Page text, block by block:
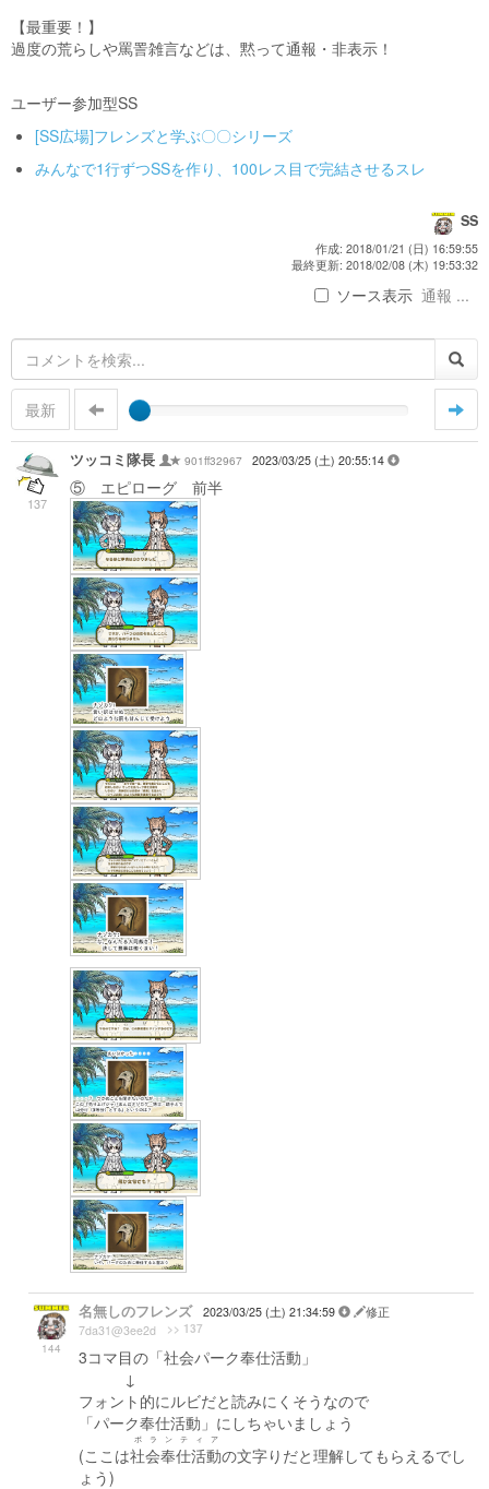
【最重要！】
過度の荒らしや罵詈雑言などは、黙って通報・非表示！
ユーザー参加型SS
[SS広場]フレンズと学ぶ〇〇シリーズ
みんなで1行ずつSSを作り、100レス目で完結させるスレ
SS
作成: 2018/01/21 (日) 16:59:55
最終更新: 2018/02/08 (木) 19:53:32
ソース表示 通報 ...
最新
137
ツッコミ隊長 901ff32967 2023/03/25 (土) 20:55:14
⑤ エピローグ 前半
144
名無しのフレンズ 2023/03/25 (土) 21:34:59
修正
7da31@3ee2d
>> 137
3コマ目の「社会パーク奉仕活動」
↓
フォント的にルビだと読みにくそうなので
「パーク奉仕活動」にしちゃいましょう
(ここは社会奉仕活動
ボランティア
の文字りだと理解してもらえるでし
ょう)